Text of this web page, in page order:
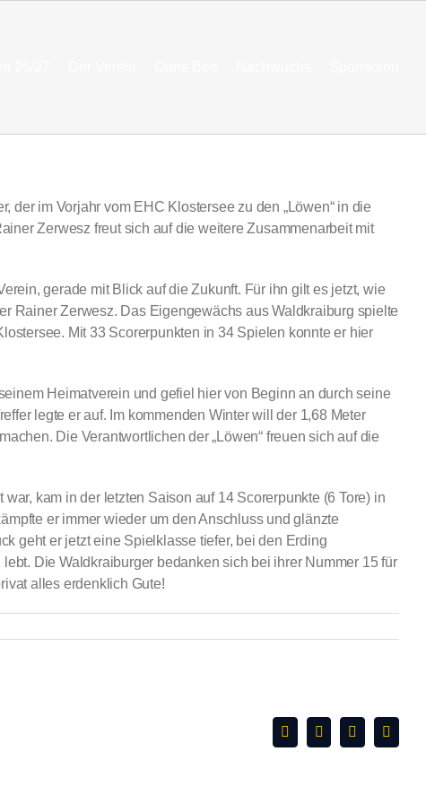
im Vorjahr vom EHC Klostersee zu den „Löwen“ in die
Zerwesz freut sich auf die weitere Zusammenarbeit mit
gerade mit Blick auf die Zukunft. Für ihn gilt es jetzt, wie
Rainer Zerwesz. Das Eigengewächs aus Waldkraiburg spielte
Mit 33 Scorerpunkten in 34 Spielen konnte er hier
Heimatverein und gefiel hier von Beginn an durch seine
legte er auf. Im kommenden Winter will der 1,68 Meter
Die Verantwortlichen der „Löwen“ freuen sich auf die
kam in der letzten Saison auf 14 Scorerpunkte (6 Tore) in
er immer wieder um den Anschluss und glänzte
geht er jetzt eine Spielklasse tiefer, bei den Erding
Die Waldkraiburger bedanken sich bei ihrer Nummer 15 für
alles erdenklich Gute!
Facebook
X WhatsApp
E-
Mail